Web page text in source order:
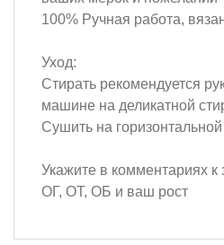
100% Ручная работа,
Уход:
Стирать рекомендуется
машине на деликатной
Сушить на
Укажите в комментариях к
ОГ, ОТ, ОБ и ваш рост